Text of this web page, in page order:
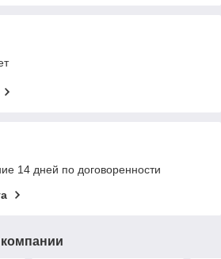
14 дней по договоренности